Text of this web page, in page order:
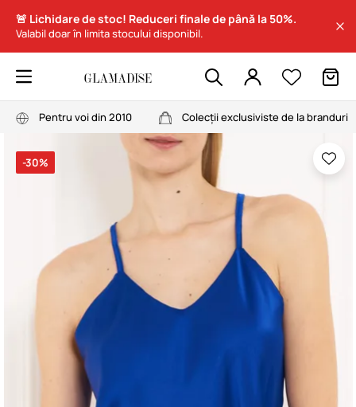
🚨 Lichidare de stoc! Reduceri finale de până la 50%.
Valabil doar în limita stocului disponibil.
Pentru voi din 2010 Colecții exclusiviste de la branduri
-30%